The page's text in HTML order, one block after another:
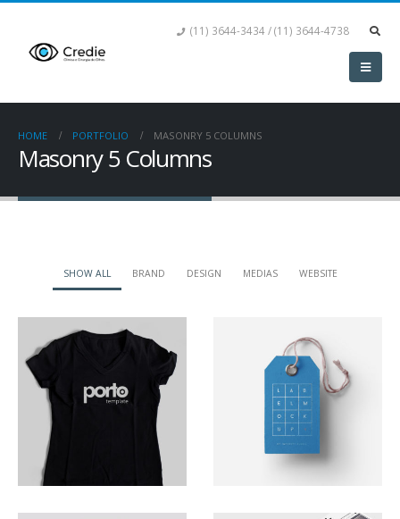
(11) 3644-3434 / (11) 3644-4738
HOME PORTFOLIO MASONRY 5 COLUMNS
Masonry 5 Columns
SHOW ALL BRAND DESIGN MEDIAS WEBSITE